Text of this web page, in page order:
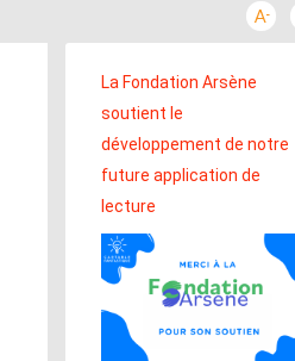
La Fondation Arsène
soutient le
développement de notre
future application de
lecture